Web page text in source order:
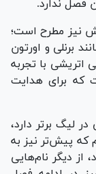
فصل ندارد.
نیز مطرح است؛
برنلی و اورتون
اتریشی با تجربه
که برای هدایت
لیگ برتر دارد،
که پیش‌تر نیز به
از دیگر نام‌هایی